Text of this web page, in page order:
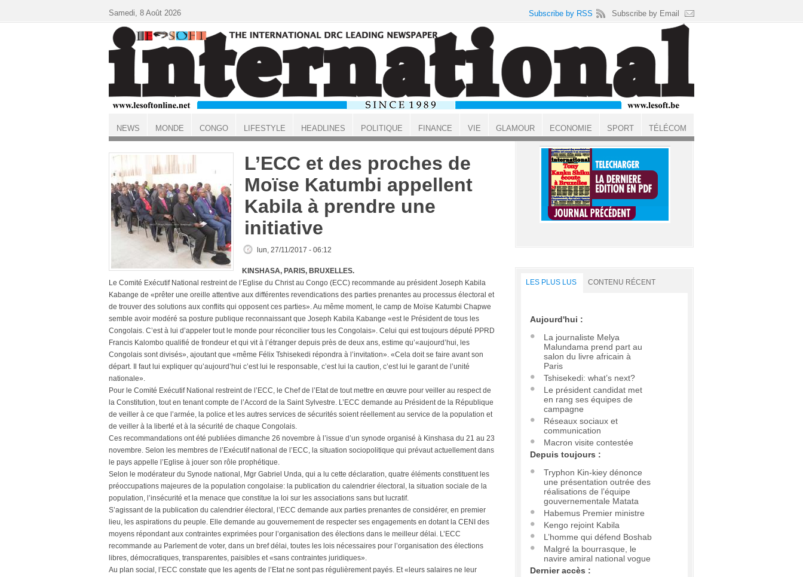
ACCUEIL
L’ECC et des proches de
Moïse Katumbi appellent
Kabila à prendre une
initiative
lun, 27/11/2017 - 06:12
KINSHASA, PARIS, BRUXELLES.
Le Comité Exécutif National restreint de l’Eglise du Christ au Congo (ECC) recommande au président Joseph Kabila
Kabange de «prêter une oreille attentive aux différentes revendications des parties prenantes au processus électoral et
de trouver des solutions aux conflits qui opposent ces parties». Au même moment, le camp de Moïse Katumbi Chapwe
semble avoir modéré sa posture publique reconnaissant que Joseph Kabila Kabange «est le Président de tous les
Congolais. C’est à lui d’appeler tout le monde pour réconcilier tous les Congolais». Celui qui est toujours député PPRD
Francis Kalombo qualifié de frondeur et qui vit à l’étranger depuis près de deux ans, estime qu’«aujourd’hui, les
Congolais sont divisés», ajoutant que «même Félix Tshisekedi répondra à l’invitation». «Cela doit se faire avant son
départ. Il faut lui expliquer qu’aujourd’hui c’est lui le responsable, c’est lui la caution, c’est lui le garant de l’unité
nationale».
Pour le Comité Exécutif National restreint de l’ECC, le Chef de l’Etat de tout mettre en œuvre pour veiller au respect de
la Constitution, tout en tenant compte de l’Accord de la Saint Sylvestre. L’ECC demande au Président de la République
de veiller à ce que l’armée, la police et les autres services de sécurités soient réellement au service de la population et
de veiller à la liberté et à la sécurité de chaque Congolais.
Ces recommandations ont été publiées dimanche 26 novembre à l’issue d’un synode organisé à Kinshasa du 21 au 23
novembre. Selon les membres de l’Exécutif national de l’ECC, la situation sociopolitique qui prévaut actuellement dans
le pays appelle l’Eglise à jouer son rôle prophétique.
Selon le modérateur du Synode national, Mgr Gabriel Unda, qui a lu cette déclaration, quatre éléments constituent les
préoccupations majeures de la population congolaise: la publication du calendrier électoral, la situation sociale de la
population, l’insécurité et la menace que constitue la loi sur les associations sans but lucratif.
S’agissant de la publication du calendrier électoral, l’ECC demande aux parties prenantes de considérer, en premier
lieu, les aspirations du peuple. Elle demande au gouvernement de respecter ses engagements en dotant la CENI des
moyens répondant aux contraintes exprimées pour l’organisation des élections dans le meilleur délai. L’ECC
recommande au Parlement de voter, dans un bref délai, toutes les lois nécessaires pour l’organisation des élections
libres, démocratiques, transparentes, paisibles et «sans contraintes juridiques».
Au plan social, l’ECC constate que les agents de l’Etat ne sont pas régulièrement payés. Et «leurs salaires ne leur
LES PLUS LUS CONTENU RÉCENT
Aujourd'hui :
La journaliste Melya
Malundama prend part au
salon du livre africain à
Paris
Tshisekedi: what’s next?
Le président candidat met
en rang ses équipes de
campagne
Réseaux sociaux et
communication
Macron visite contestée
Depuis toujours :
Tryphon Kin-kiey dénonce
une présentation outrée des
réalisations de l’équipe
gouvernementale Matata
Habemus Premier ministre
Kengo rejoint Kabila
L’homme qui défend Boshab
Malgré la bourrasque, le
navire amiral national vogue
Dernier accès :
Samedi, 8 Août 2026 Subscribe by RSS Subscribe by Email
NEWS MONDE CONGO LIFESTYLE HEADLINES POLITIQUE FINANCE VIE GLAMOUR ECONOMIE SPORT TÉLÉCOM